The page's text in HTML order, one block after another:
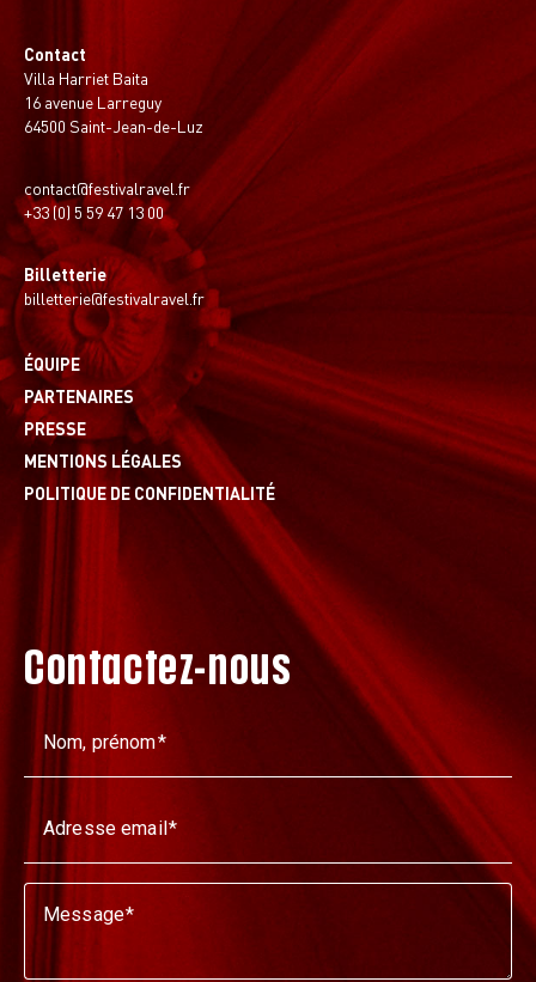
Contact
Villa Harriet Baita
16 avenue Larreguy
64500 Saint-Jean-de-Luz
contact@festivalravel.fr
+33 (0) 5 59 47 13 00
Billetterie
billetterie@festivalravel.fr
ÉQUIPE
PARTENAIRES
PRESSE
MENTIONS LÉGALES
POLITIQUE DE CONFIDENTIALITÉ
Contactez-nous
Nom, prénom
Adresse email
Message